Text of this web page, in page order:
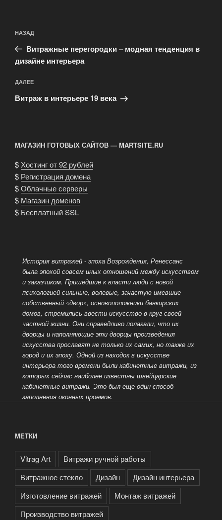
по
записям
Предыдущая
запись:
НАЗАД
Витражные перегородки – модная тенденция в
дизайне интерьера
Следующая
запись
ДАЛЕЕ
Витраж в интерьере 19 века
МАГАЗИН ГОТОВЫХ САЙТОВ — MARTSITE.RU
$ Хостинг от 92 рублей
$ Регистрация домена
$Облачные серверы
$ Магазин доменов
$ Бесплатный SSL
История витражей - эпоха Возрождения, Ренессанс
была эпохой совсем иных отношений между искусством
и заказчиком. Пришедшие к власти люди с новой
психологией сильные, волевые, зачастую имевшие
собственный «двор», основоположники банкирских
домов, стремились ввести искусство в круг своей
частной жизни. Они справедливо полагали, что их
дворцы и наполняющие эти дворцы произведения
искусства прославят не только их самих, но также их
город и их эпоху. Одной из находок в искусстве
интерьера того времени были кабинетные витражи, из
которых сейчас наиболее известны швейцарские
кабинетные витражи. Это был еще один способ
заполнения оконных проемов.
МЕТКИ
Vitrag Art
Витражи ручной работы
Витражное стекло
Дизайн
Дизайн интерьера
Изготовление витражей
Монтаж витражей
Производство витражей